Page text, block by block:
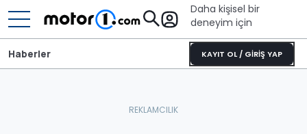
Daha kişisel bir
deneyim için
KAYIT OL / GİRİŞ YAP
Haberler